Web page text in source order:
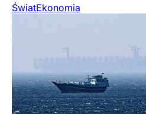
ŚwiatEkonomia